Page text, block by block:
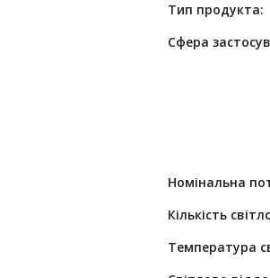
Тип продукта:
Сфера
Номінальна
Кількість
Температура